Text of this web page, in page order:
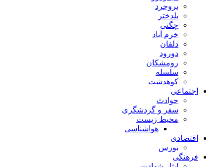
بروجرد
پلدختر
چگنی
خرم آباد
دلفان
دورود
رومشکان
سلسله
کوهدشت
اجتماعی
حوادث
سفر و گردشگری
محیط زیست
هواشناسی
اقتصادی
بورس
فرهنگی